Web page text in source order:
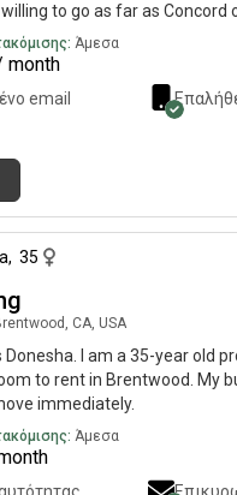
to go as far as Concord
Άμεσα
month
email
, 35
CA, USA
Donesha. I am a 35-year old
to rent in Brentwood. My
immediately.
Άμεσα